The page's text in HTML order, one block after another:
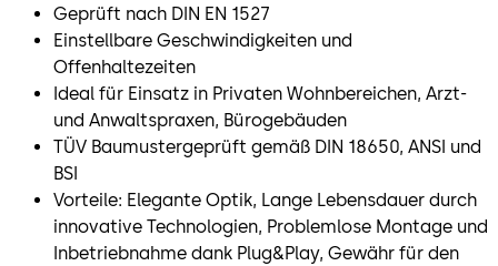
Geprüft nach DIN EN 1527
Einstellbare Geschwindigkeiten und
Offenhaltezeiten
Ideal für Einsatz in Privaten Wohnbereichen, Arzt-
und Anwaltspraxen, Bürogebäuden
TÜV Baumustergeprüft gemäß DIN 18650, ANSI und
BSI
Vorteile: Elegante Optik, Lange Lebensdauer durch
innovative Technologien, Problemlose Montage und
Inbetriebnahme dank Plug&Play, Gewähr für den